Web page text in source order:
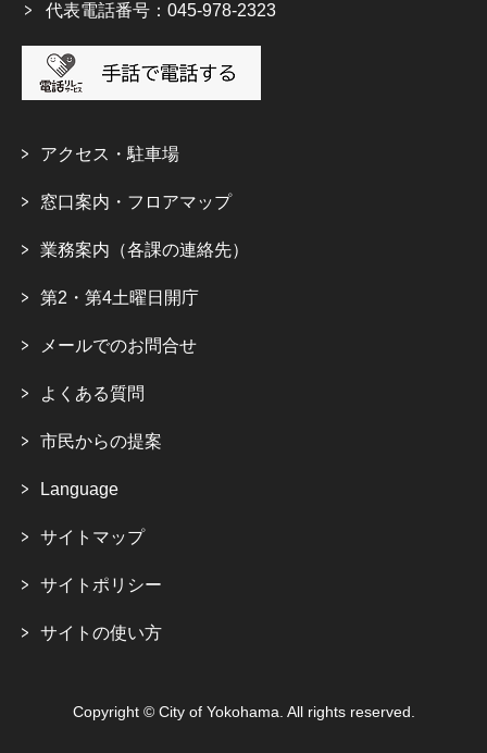
代表電話番号：045-978-2323
アクセス・駐車場
窓口案内・フロアマップ
業務案内（各課の連絡先）
第2・第4土曜日開庁
メールでのお問合せ
よくある質問
市民からの提案
Language
サイトマップ
サイトポリシー
サイトの使い方
Copyright © City of Yokohama. All rights reserved.